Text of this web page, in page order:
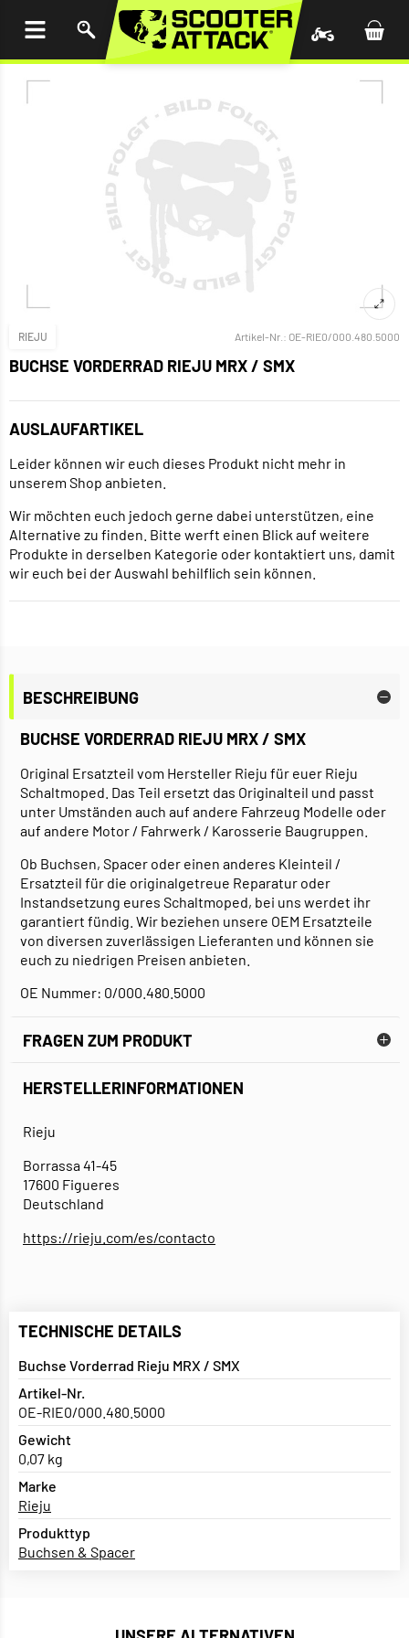
RIEJU Artikel-Nr.: OE-RIE0/000.480.5000
BUCHSE VORDERRAD RIEJU MRX / SMX
AUSLAUFARTIKEL
Leider können wir euch dieses Produkt nicht mehr in
unserem Shop anbieten.
Wir möchten euch jedoch gerne dabei unterstützen, eine
Alternative zu finden. Bitte werft einen Blick auf weitere
Produkte in derselben Kategorie oder kontaktiert uns, damit
wir euch bei der Auswahl behilflich sein können.
BESCHREIBUNG
BUCHSE VORDERRAD RIEJU MRX / SMX
Original Ersatzteil vom Hersteller Rieju für euer Rieju
Schaltmoped. Das Teil ersetzt das Originalteil und passt
unter Umständen auch auf andere Fahrzeug Modelle oder
auf andere Motor / Fahrwerk / Karosserie Baugruppen.
Ob Buchsen, Spacer oder einen anderes Kleinteil /
Ersatzteil für die originalgetreue Reparatur oder
Instandsetzung eures Schaltmoped, bei uns werdet ihr
garantiert fündig. Wir beziehen unsere OEM Ersatzteile
von diversen zuverlässigen Lieferanten und können sie
euch zu niedrigen Preisen anbieten.
OE Nummer: 0/000.480.5000
FRAGEN ZUM PRODUKT
HERSTELLERINFORMATIONEN
Rieju
Borrassa 41-45
17600 Figueres
Deutschland
https://rieju.com/es/contacto
TECHNISCHE DETAILS
Buchse Vorderrad Rieju MRX / SMX
Artikel-Nr.
OE-RIE0/000.480.5000
Gewicht
0,07 kg
Marke
Rieju
Produkttyp
Buchsen & Spacer